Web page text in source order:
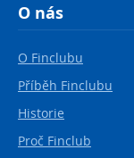
O nás
O Finclubu
Příběh Finclubu
Historie
Proč Finclub